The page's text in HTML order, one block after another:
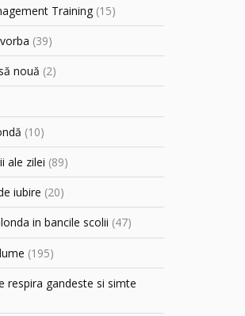
Training (15)
(39)
nouă (2)
(10)
ale zilei (89)
iubire (20)
in bancile scolii (47)
(195)
respira gandeste si simte